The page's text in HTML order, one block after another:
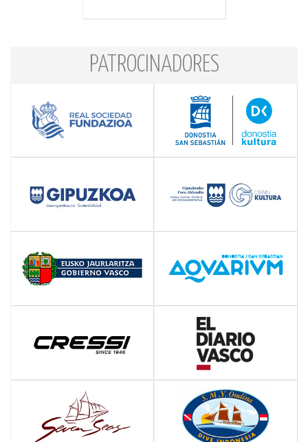
PATROCINADORES